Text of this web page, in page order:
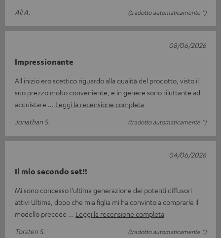
Ali A.
(tradotto automaticamente *)
Impressionante
All'inizio ero scettico riguardo alla qualità del prodotto, visto il
suo prezzo molto conveniente, e in genere sono riluttante ad
acquistare
Leggi la recensione completa
Jonathan S.
(tradotto automaticamente *)
08/06/2026
Il mio secondo set!!
Mi sono concesso l'ultima generazione dei potenti diffusori
attivi Ultima, dopo che mia figlia mi ha convinto a comprarle il
modello precede
Leggi la recensione completa
Torsten S.
(tradotto automaticamente *)
04/06/2026